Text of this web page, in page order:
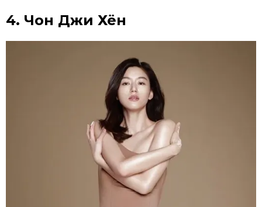
4. Чон Джи Хён